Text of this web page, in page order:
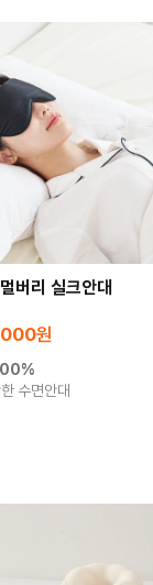
버리 실크안대
원
수면안대